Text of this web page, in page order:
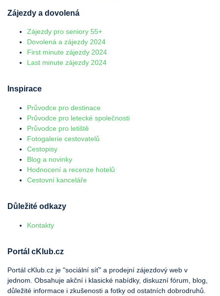
Zájezdy a dovolená
Zájezdy pro seniory 55+
Dovolená a zájezdy 2024
First minute zájezdy 2024
Last minute zájezdy 2024
Inspirace
Průvodce pro destinace
Průvodce pro letecké společnosti
Průvodce pro letiště
Fotogalerie cestovatelů
Cestopisy
Blog a novinky
Hodnocení a recenze hotelů
Cestovní kanceláře
Důležité odkazy
Kontakty
Portál cKlub.cz
Portál cKlub.cz je "sociální síť" a prodejní zájezdový web v
jednom. Obsahuje akční i klasické nabídky, diskuzní fórum, blog,
důležité informace i zkušenosti a fotky od ostatních dobrodruhů.